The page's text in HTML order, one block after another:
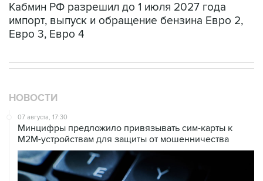
Кабмин РФ разрешил до 1 июля 2027 года
импорт, выпуск и обращение бензина Евро 2,
Евро 3, Евро 4
НОВОСТИ
07 августа, 17:30
Минцифры предложило привязывать сим-карты к
M2M-устройствам для защиты от мошенничества